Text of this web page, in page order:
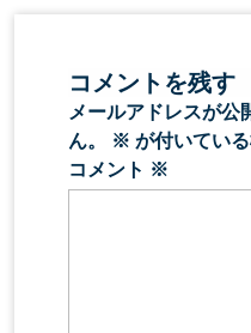
コメントを残す
メールアドレスが公
ん。
※ が付いてい
コメント ※